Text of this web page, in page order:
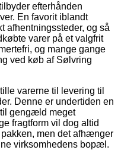
efterhånden
En favorit iblandt
afhentningssteder, og så
varer på et valgfrit
og mange gange
ved køb af Sølvring
varerne til levering til
Denne er undertiden en
gengæld meget
fragtform vil dog altid
men det afhænger
virksomhedens bopæl.